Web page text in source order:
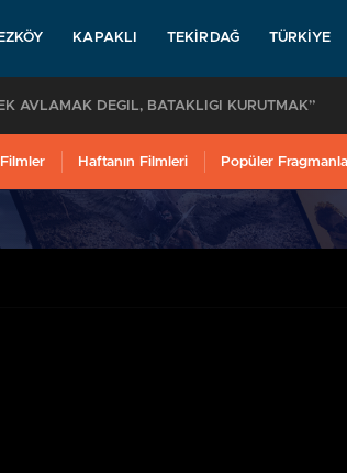
KAPAKLI TEKIRDAĞ TÜRKIYE
AVLAMAK DEĞİL, BATAKLIĞI KURUTMAK”
Haftanın Filmleri Popüler